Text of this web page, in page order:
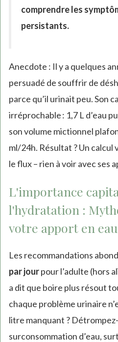
comprendre les
persistants.
Anecdote : Il y a quelques
persuadé de souffrir de
parce qu’il urinait peu. Son
irréprochable : 1,7 L d’eau
son volume mictionnel
ml/24h. Résultat ? Un
le flux – rien à voir avec ses
L'importance
l'hydratation :
votre apport en eau
Les recommandations
par jourpour l’adulte (hors
a dit que boire plus résout
chaque problème urinaire
litre manquant ?
surconsommation d’eau,